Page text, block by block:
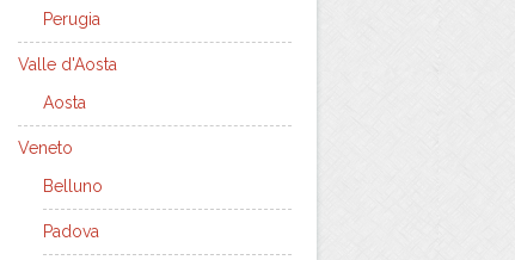
Perugia
Valle d'Aosta
Aosta
Veneto
Belluno
Padova